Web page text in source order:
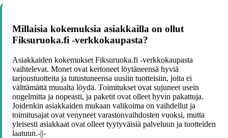
Millaisia kokemuksia asiakkailla on ollut
Fiksuruoka.fi -verkkokaupasta?
Asiakkaiden kokemukset Fiksuruoka.fi -verkkokaupasta
vaihtelevat. Monet ovat kertoneet löytäneensä hyviä
tarjoustuotteita ja tutustuneensa uusiin tuotteisiin, joita ei
välttämättä muualta löydä. Toimitukset ovat sujuneet usein
ongelmitta ja nopeasti, ja paketit ovat olleet hyvin pakattuja.
Joidenkin asiakkaiden mukaan valikoima on vaihdellut ja
toimitusajat ovat venyneet varastonvaihdosten vuoksi, mutta
yleisesti asiakkaat ovat olleet tyytyväisiä palveluun ja tuotteiden
laatuun.-||-